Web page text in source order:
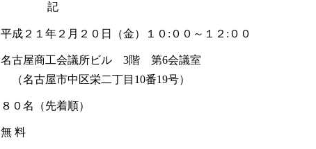
記
平成２１年２月２０日（金）１０:００～１２:００
名古屋商工会議所ビル 3階 第6会議室
（名古屋市中区栄二丁目10番19号）
８０名（先着順）
無 料